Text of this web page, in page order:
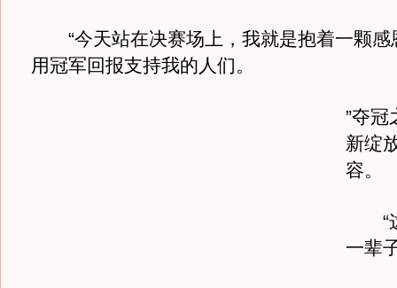
“今天站在决赛场上，我就是抱着一颗感
用冠军回报支持我的人们。
”夺冠
新绽
容。
“这
一辈